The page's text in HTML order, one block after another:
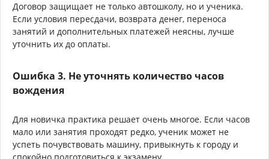
Договор защищает не только автошколу, но и ученика.
Если условия пересдачи, возврата денег, переноса
занятий и дополнительных платежей неясны, лучше
уточнить их до оплаты.
Ошибка 3. Не уточнять количество часов
вождения
Для новичка практика решает очень многое. Если часов
мало или занятия проходят редко, ученик может не
успеть почувствовать машину, привыкнуть к городу и